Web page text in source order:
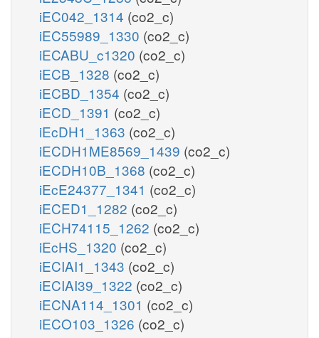
iEC042_1314 (co2_c)
iEC55989_1330 (co2_c)
iECABU_c1320 (co2_c)
iECB_1328 (co2_c)
iECBD_1354 (co2_c)
iECD_1391 (co2_c)
iEcDH1_1363 (co2_c)
iECDH1ME8569_1439 (co2_c)
iECDH10B_1368 (co2_c)
iEcE24377_1341 (co2_c)
iECED1_1282 (co2_c)
iECH74115_1262 (co2_c)
iEcHS_1320 (co2_c)
iECIAI1_1343 (co2_c)
iECIAI39_1322 (co2_c)
iECNA114_1301 (co2_c)
iECO103_1326 (co2_c)